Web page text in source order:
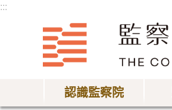
:::
認識監察院